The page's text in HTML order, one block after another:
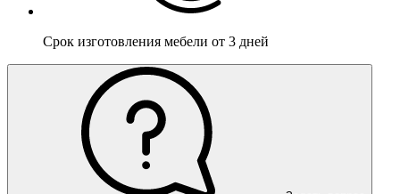
Срок изготовления мебели от 3 дней